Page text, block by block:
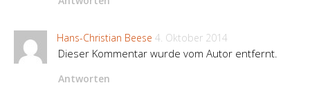
Hans-Christian Beese 4. Oktober 2014
Dieser Kommentar wurde vom Autor entfernt.
Antworten